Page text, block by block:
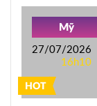
HOT
Mỹ
27/07/2026
16h10